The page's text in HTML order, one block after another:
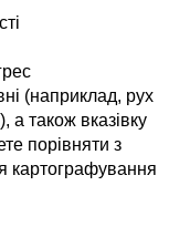
(наприклад, рух
а також вказівку
порівняти з
картографування